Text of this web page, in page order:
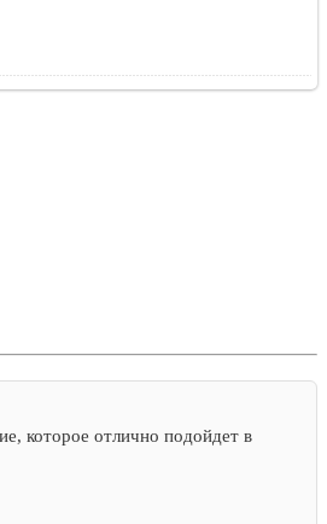
которое отлично подойдет в